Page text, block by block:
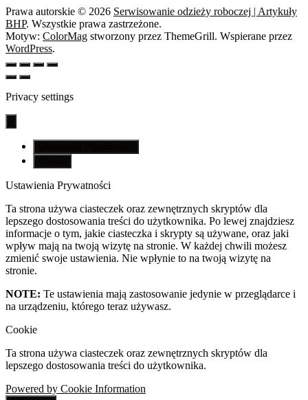
Prawa autorskie © 2026 Serwisowanie odzieży roboczej | Artykuły
BHP. Wszystkie prawa zastrzeżone.
Motyw: ColorMag stworzony przez ThemeGrill. Wspierane przez
WordPress.
Privacy settings
Ustawienia Prywatności
Ta strona używa ciasteczek oraz zewnętrznych skryptów dla
lepszego dostosowania treści do użytkownika. Po lewej znajdziesz
informacje o tym, jakie ciasteczka i skrypty są używane, oraz jaki
wpływ mają na twoją wizytę na stronie. W każdej chwili możesz
zmienić swoje ustawienia. Nie wpłynie to na twoją wizytę na
stronie.
NOTE: Te ustawienia mają zastosowanie jedynie w przeglądarce i
na urządzeniu, którego teraz używasz.
Cookie
Ta strona używa ciasteczek oraz zewnętrznych skryptów dla
lepszego dostosowania treści do użytkownika.
Powered by Cookie Information